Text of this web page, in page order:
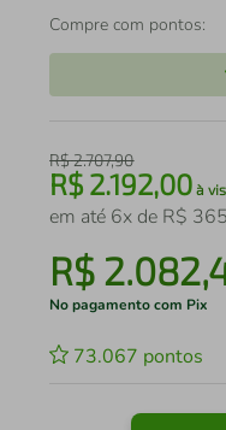
Compre com pontos:
R$2.707,90
R$2.192,00 à
em até 6x de R$ 365
R$ 2.082,
No pagamento com Pix
73.067 pontos